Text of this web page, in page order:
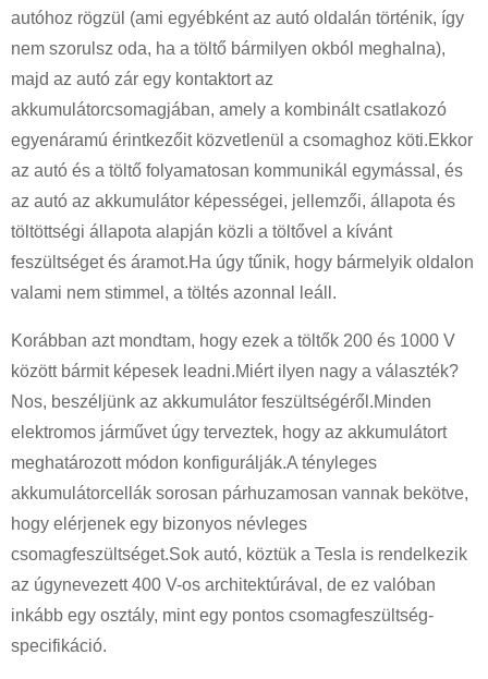
autóhoz rögzül (ami egyébként az autó oldalán történik, így
nem szorulsz oda, ha a töltő bármilyen okból meghalna),
majd az autó zár egy kontaktort az
akkumulátorcsomagjában, amely a kombinált csatlakozó
egyenáramú érintkezőit közvetlenül a csomaghoz köti.Ekkor
az autó és a töltő folyamatosan kommunikál egymással, és
az autó az akkumulátor képességei, jellemzői, állapota és
töltöttségi állapota alapján közli a töltővel a kívánt
feszültséget és áramot.Ha úgy tűnik, hogy bármelyik oldalon
valami nem stimmel, a töltés azonnal leáll.
Korábban azt mondtam, hogy ezek a töltők 200 és 1000 V
között bármit képesek leadni.Miért ilyen nagy a választék?
Nos, beszéljünk az akkumulátor feszültségéről.Minden
elektromos járművet úgy terveztek, hogy az akkumulátort
meghatározott módon konfigurálják.A tényleges
akkumulátorcellák sorosan párhuzamosan vannak bekötve,
hogy elérjenek egy bizonyos névleges
csomagfeszültséget.Sok autó, köztük a Tesla is rendelkezik
az úgynevezett 400 V-os architektúrával, de ez valóban
inkább egy osztály, mint egy pontos csomagfeszültség-
specifikáció.